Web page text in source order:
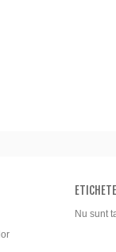
ETICHETE
Nu sunt